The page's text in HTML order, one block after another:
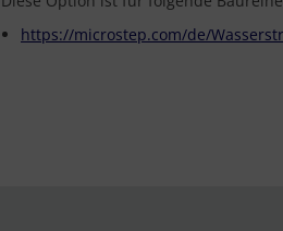
https://microstep.com/de/